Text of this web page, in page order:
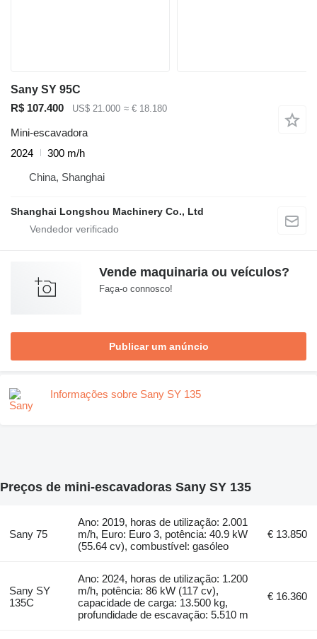
Sany SY 95C
R$ 107.400
US$ 21.000 ≈ € 18.180
Mini-escavadora
2024
300 m/h
China, Shanghai
Shanghai Longshou Machinery Co., Ltd
Vende maquinaria ou veículos?
Faça-o connosco!
Publicar um anúncio
Informações sobre Sany SY 135
Preços de mini-escavadoras Sany SY 135
Sany 75
Ano: 2019, horas de utilização: 2.001
m/h, Euro: Euro 3, potência: 40.9 kW
(55.64 cv), combustível: gasóleo
€ 13.850
Sany SY
135C
Ano: 2024, horas de utilização: 1.200
m/h, potência: 86 kW (117 cv),
capacidade de carga: 13.500 kg,
profundidade de escavação: 5.510 m
€ 16.360